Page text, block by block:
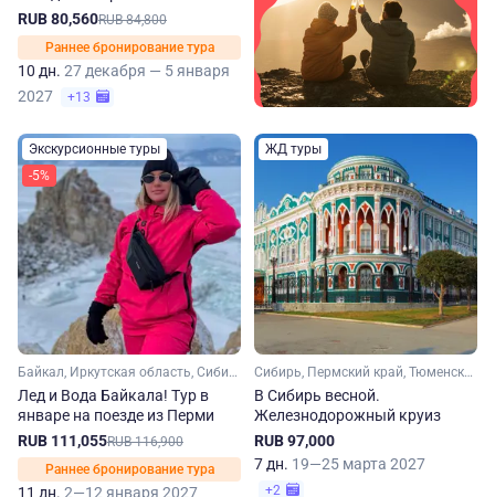
RUB 80,560RUB 84,800
Раннее бронирование тура
10 дн. 27 декабря — 5 января
2027
+13
Экскурсионные туры
-5%
Байкал, Иркутская область, Сибирь
Лед и Вода Байкала! Тур в
январе на поезде из Перми
RUB 111,055RUB 116,900
Раннее бронирование тура
11 дн. 2—12 января 2027
ЖД туры
Сибирь, Пермский край, Тюменская область, Свердловская область, Урал
В Сибирь весной.
Железнодорожный круиз
RUB 97,000
7 дн. 19—25 марта 2027
+2